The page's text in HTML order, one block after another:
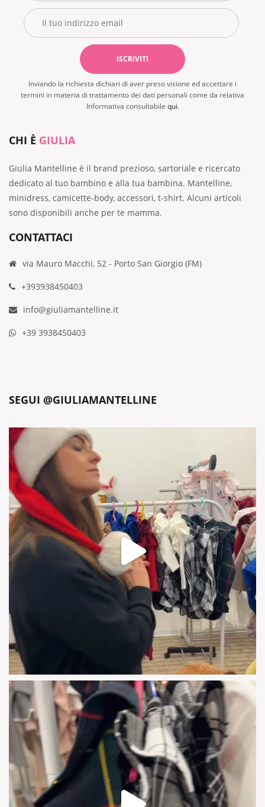
Inviando la richiesta dichiari di aver preso visione ed accettare i
termini in materia di trattamento dei dati personali come da relativa
Informativa consultabile qui.
CHI È GIULIA
Giulia Mantelline è il brand prezioso, sartoriale e ricercato
dedicato al tuo bambino e alla tua bambina. Mantelline,
minidress, camicette-body, accessori, t-shirt. Alcuni articoli
sono disponibili anche per te mamma.
CONTATTACI
via Mauro Macchi, 52 - Porto San Giorgio (FM)
+393938450403
info@giuliamantelline.it
+39 3938450403
SEGUI @GIULIAMANTELLINE